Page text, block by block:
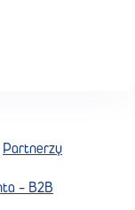
Partnerzy
- B2B